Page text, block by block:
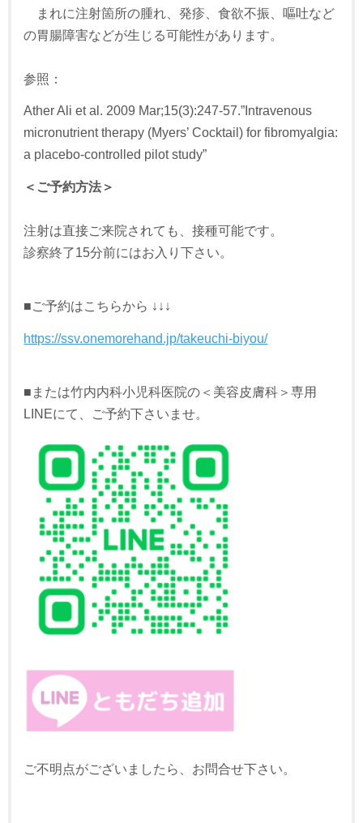
まれに注射箇所の腫れ、発疹、食欲不振、嘔吐など
の胃腸障害などが生じる可能性があります。
参照：
Ather Ali et al. 2009 Mar;15(3):247-57.”Intravenous
micronutrient therapy (Myers’ Cocktail) for fibromyalgia:
a placebo-controlled pilot study”
＜ご予約方法＞
注射は直接ご来院されても、接種可能です。
診察終了15分前にはお入り下さい。
■ご予約はこちらから ↓↓↓
https://ssv.onemorehand.jp/takeuchi-biyou/
■または竹内内科小児科医院の＜美容皮膚科＞専用
LINEにて、ご予約下さいませ。
ご不明点がございましたら、お問合せ下さい。